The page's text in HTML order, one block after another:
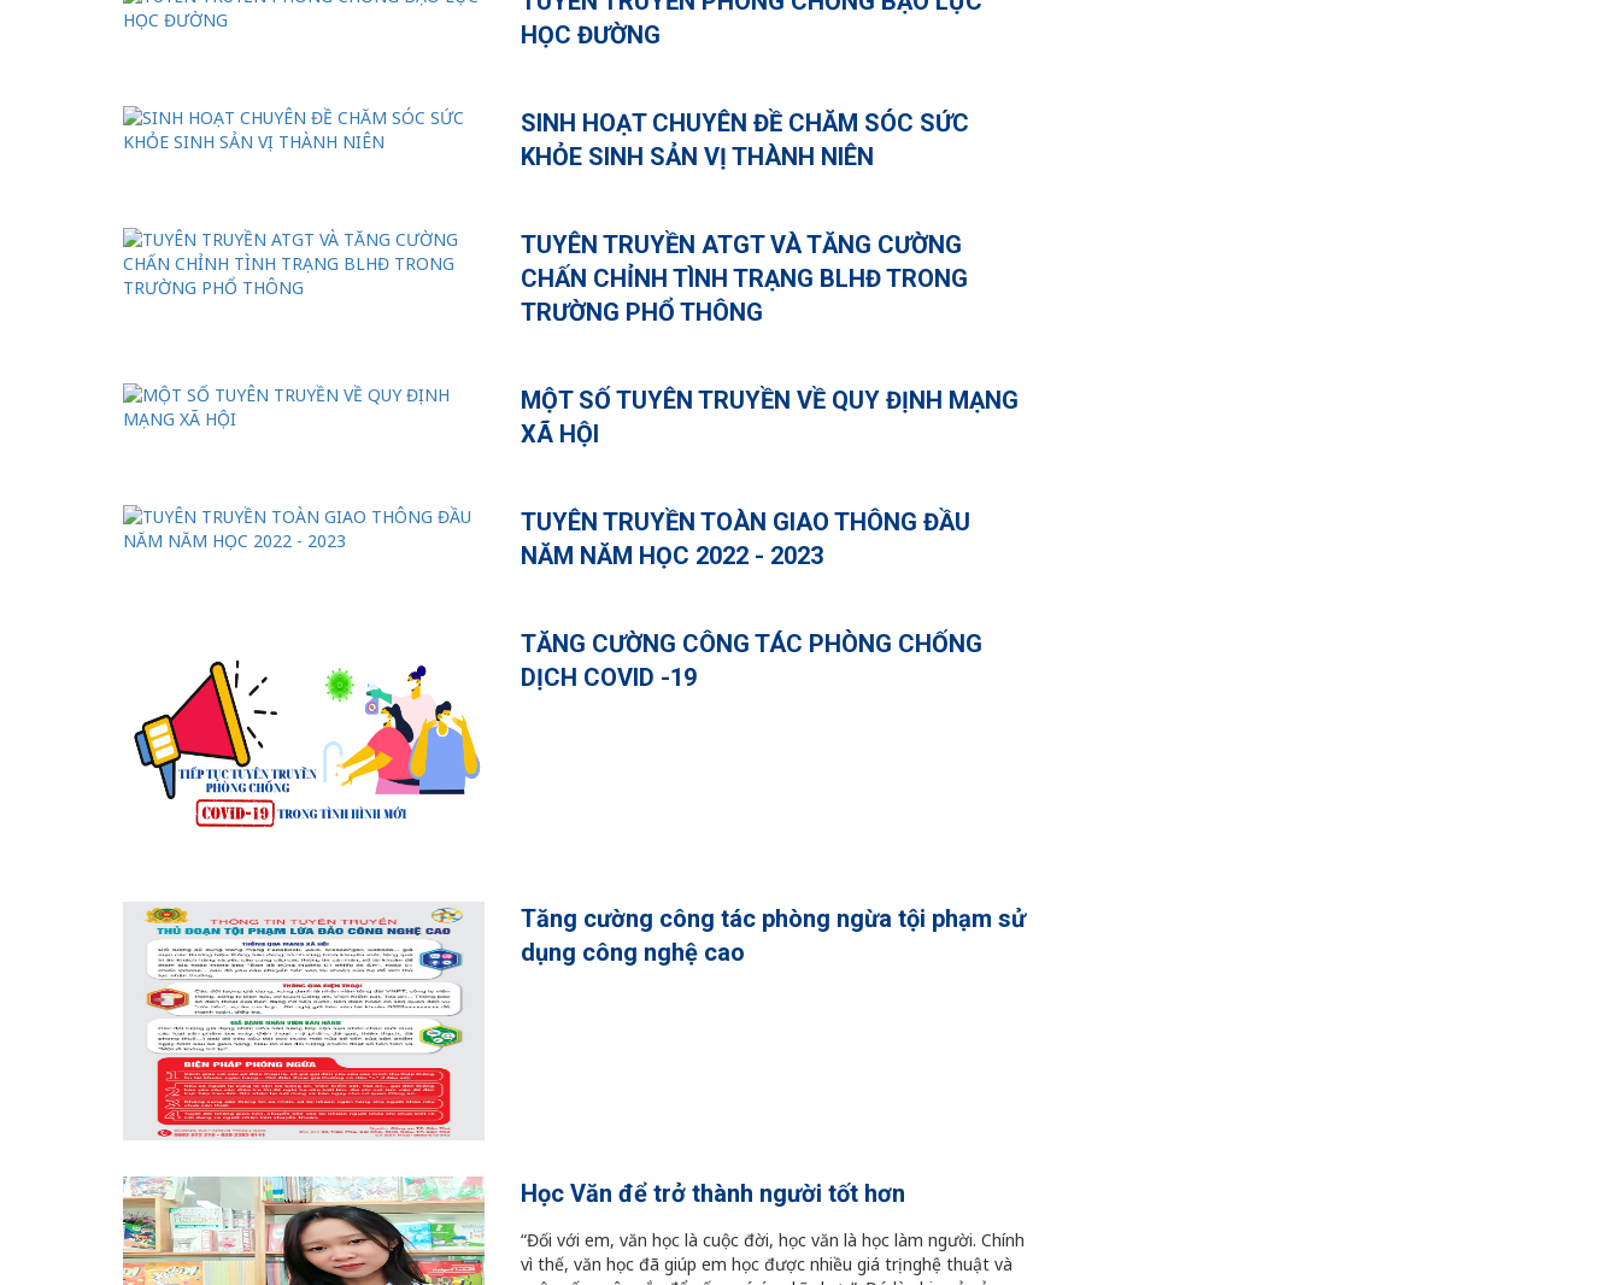
HỌC ĐƯỜNG
SINH HOẠT CHUYÊN ĐỀ CHĂM SÓC SỨC
KHỎE SINH SẢN VỊ THÀNH NIÊN
TUYÊN TRUYỀN ATGT VÀ TĂNG CƯỜNG
CHẤN CHỈNH TÌNH TRẠNG BLHĐ TRONG
TRƯỜNG PHỔ THÔNG
MỘT SỐ TUYÊN TRUYỀN VỀ QUY ĐỊNH MẠNG
XÃ HỘI
TUYÊN TRUYỀN TOÀN GIAO THÔNG ĐẦU
NĂM NĂM HỌC 2022 - 2023
TĂNG CƯỜNG CÔNG TÁC PHÒNG CHỐNG
DỊCH COVID -19
Tăng cường công tác phòng ngừa tội phạm sử
dụng công nghệ cao
Học Văn để trở thành người tốt hơn
“Đối với em, văn học là cuộc đời, học văn là học làm người. Chính
vì thế, văn học đã giúp em học được nhiều giá trị nghệ thuật và